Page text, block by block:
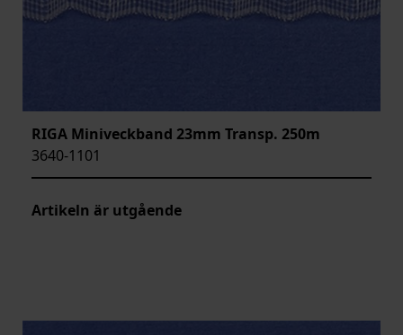
RIGA Miniveckband 23mm Transp. 250m
3640-1101
Artikeln är utgående